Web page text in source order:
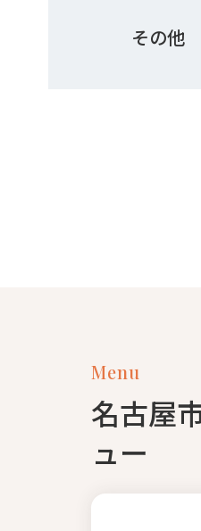
その他
Menu
名古屋
ュー